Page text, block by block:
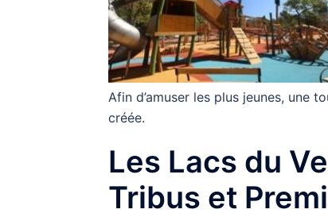
Afin d’amuser les plus jeunes, une
créée.
Les Lacs du
Tribus et